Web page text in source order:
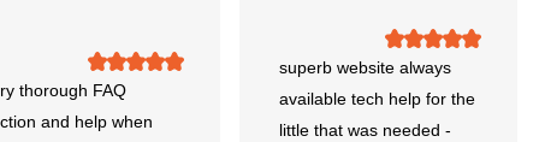
superb website always
available tech help for the
little that was needed -
thorough FAQ
and help when